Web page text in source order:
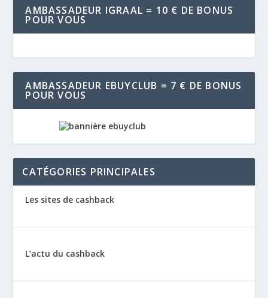
AMBASSADEUR IGRAAL = 10 € DE BONUS
POUR VOUS
AMBASSADEUR EBUYCLUB = 7 € DE BONUS
POUR VOUS
CATÉGORIES PRINCIPALES
Les sites de cashback
L’actu du cashback